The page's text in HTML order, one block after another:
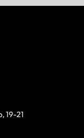
19-21